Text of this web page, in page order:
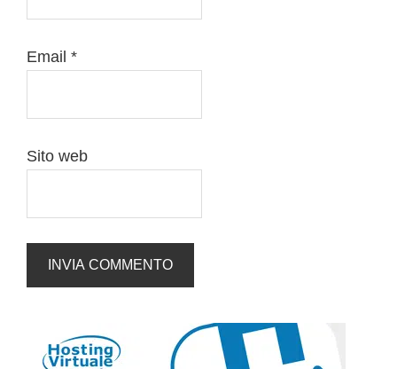
Email *
Sito web
Barra